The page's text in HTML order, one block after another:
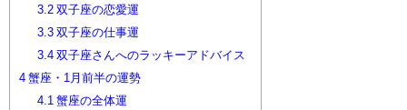
3.2双子座の恋愛運
3.3双子座の仕事運
3.4双子座さんへのラッキーアドバイス
4 蟹座・1月前半の運勢
4.1 蟹座の全体運